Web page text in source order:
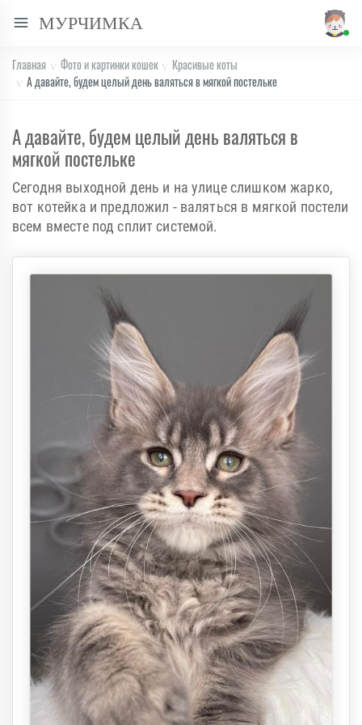
МУРЧИМКА
Главная Фото и картинки кошек
Красивые коты
А давайте, будем целый день валяться в мягкой постельке
А давайте, будем целый день валяться в
мягкой постельке
Сегодня выходной день и на улице слишком жарко,
вот котейка и предложил - валяться в мягкой постели
всем вместе под сплит системой.